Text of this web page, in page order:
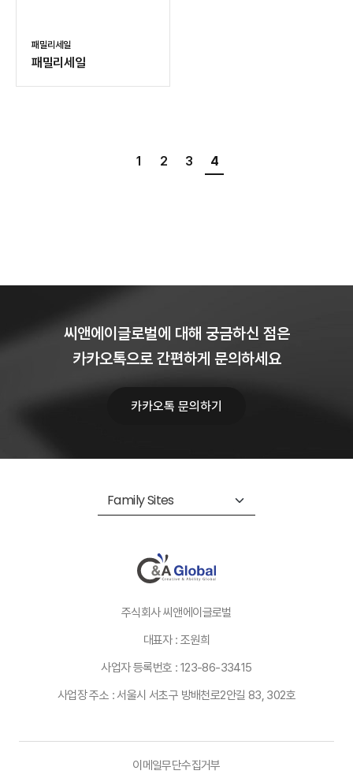
패밀리세일
패밀리세일
1 2 3 4
씨앤에이글로벌에 대해 궁금하신 점은
카카오톡으로 간편하게 문의하세요
카카오톡 문의하기
주식회사 씨앤에이글로벌
대표자 : 조원희
사업자 등록번호 : 123-86-33415
사업장 주소 : 서울시 서초구 방배천로2안길 83, 302호
이메일무단수집거부